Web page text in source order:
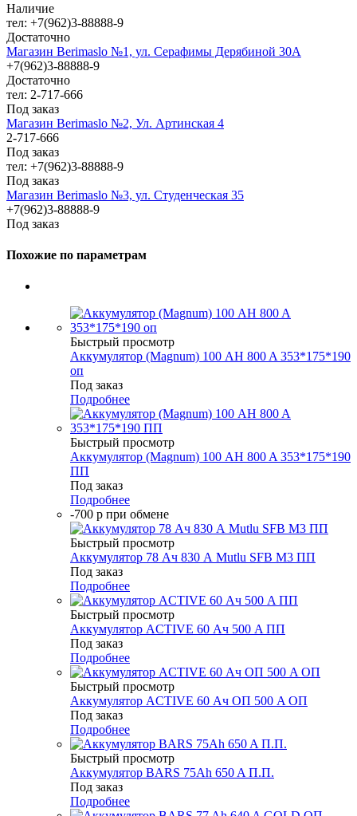
Наличие
тел: +7(962)3-88888-9
Достаточно
Магазин Berimaslo №1, ул. Серафимы Дерябиной 30А
+7(962)3-88888-9
Достаточно
тел: 2-717-666
Под заказ
Магазин Berimaslo №2, Ул. Артинская 4
2-717-666
Под заказ
тел: +7(962)3-88888-9
Под заказ
Магазин Berimaslo №3, ул. Студенческая 35
+7(962)3-88888-9
Под заказ
Похожие по параметрам
Быстрый просмотр
Аккумулятор (Magnum) 100 AH 800 A 353*175*190
оп
Под заказ
Подробнее
Быстрый просмотр
Аккумулятор (Magnum) 100 AH 800 A 353*175*190
ПП
Под заказ
Подробнее
-700 р при обмене
Быстрый просмотр
Аккумулятор 78 Ач 830 А Mutlu SFB M3 ПП
Под заказ
Подробнее
Быстрый просмотр
Аккумулятор ACTIVE 60 Ач 500 A ПП
Под заказ
Подробнее
Быстрый просмотр
Аккумулятор ACTIVE 60 Ач ОП 500 A ОП
Под заказ
Подробнее
Быстрый просмотр
Аккумулятор BARS 75Ah 650 A П.П.
Под заказ
Подробнее